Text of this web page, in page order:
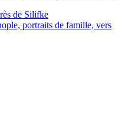
de Silifke
portraits de famille, vers